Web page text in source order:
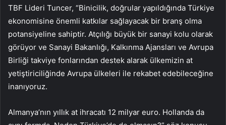
TBF Lideri Tuncer, “Binicilik, doğrular yapıldığında Türkiye
ekonomisine önemli katkılar sağlayacak bir branş olma
potansiyeline sahiptir. Atçılığı büyük bir sanayi kolu olarak
görüyor ve Sanayi Bakanlığı, Kalkınma Ajansları ve Avrupa
Birliği takviye fonlarından destek alarak ülkemizin at
yetiştiriciliğinde Avrupa ülkeleri ile rekabet edebileceğine
inanıyoruz.
Almanya’nın yıllık at ihracatı 12 milyar euro. Hollanda da